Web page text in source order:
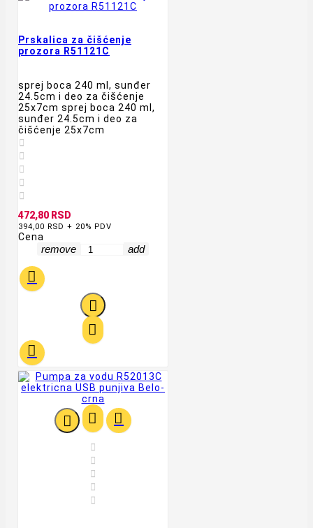
Prskalica za čišćenje
prozora R51121C
sprej boca 240 ml, sunđer
24.5cm i deo za čišćenje
25x7cm sprej boca 240 ml,
sunđer 24.5cm i deo za
čišćenje 25x7cm





472,80 RSD
394,00 RSD + 20% PDV
Cena
remove add




  




